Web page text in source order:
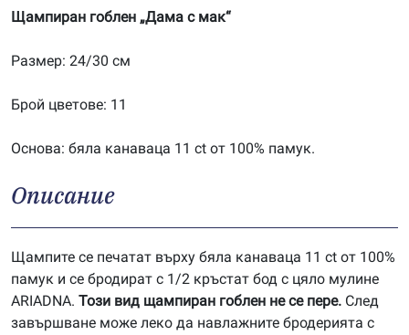
Щампиран гоблен „Дама с мак“
Размер: 24/30 см
Брой цветове: 11
Основа: бяла канаваца 11 ct от 100% памук.
Описание
Щампите се печатат върху бяла канаваца 11 ct от 100%
памук и се бродират с 1/2 кръстат бод с цяло мулине
ARIADNA. Този вид щампиран гоблен не се пере. След
завършване може леко да навлажните бродерията с